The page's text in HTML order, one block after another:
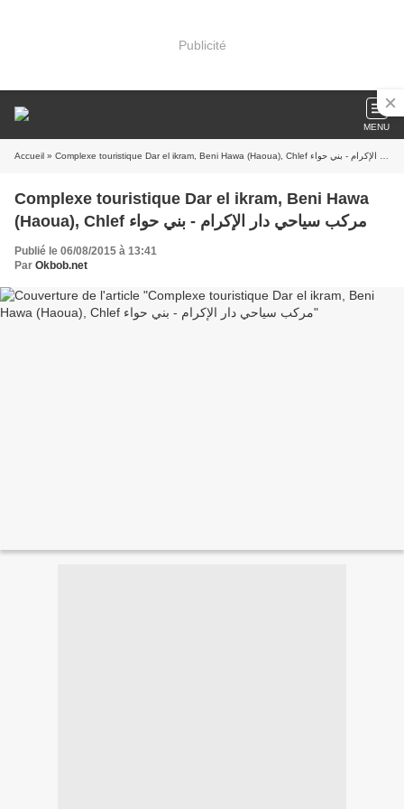
Publicité
MENU
Accueil » Complexe touristique Dar el ikram, Beni Hawa (Haoua), Chlef مركب سياحي دار الإكرام - بني حواء
Complexe touristique Dar el ikram, Beni Hawa
(Haoua), Chlef مركب سياحي دار الإكرام - بني حواء
Publié le 06/08/2015 à 13:41
Par Okbob.net